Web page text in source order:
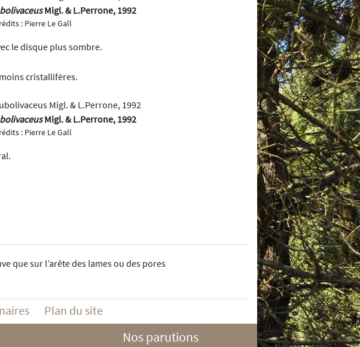
Nous contacterMigl. & L.Perrone, 1992
: Pierre Le Gall
le disque plus sombre.
cristallifères.
Migl. & L.Perrone, 1992
: Pierre Le Gall
que sur l’arête des lames ou des pores
Plan du site
Nos parutions